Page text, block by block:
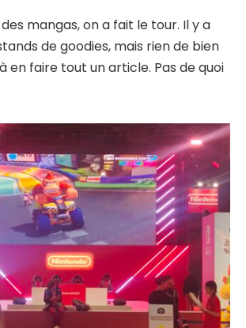
mangas, on a fait le tour. Il y a
de goodies, mais rien de bien
en faire tout un article. Pas de quoi